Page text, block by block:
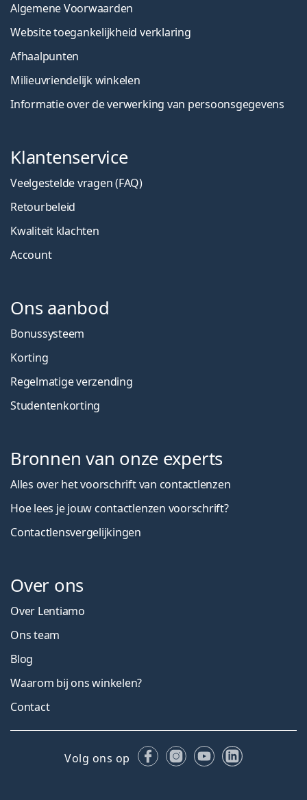
Algemene Voorwaarden
Website toegankelijkheid verklaring
Afhaalpunten
Milieuvriendelijk winkelen
Informatie over de verwerking van persoonsgegevens
Klantenservice
Veelgestelde vragen (FAQ)
Retourbeleid
Kwaliteit klachten
Account
Ons aanbod
Bonussysteem
Korting
Regelmatige verzending
Studentenkorting
Bronnen van onze experts
Alles over het voorschrift van contactlenzen
Hoe lees je jouw contactlenzen voorschrift?
Contactlensvergelijkingen
Over ons
Over Lentiamo
Ons team
Blog
Waarom bij ons winkelen?
Contact
Volg ons op FacebookInstagram
YouTubeLinkedIn